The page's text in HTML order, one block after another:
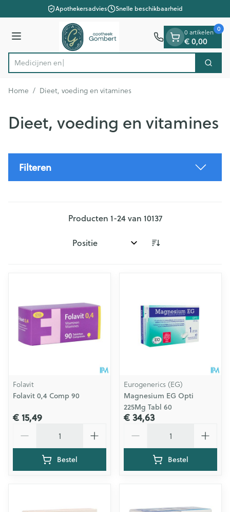
Ga naar de inhoudApothekersadvies Snelle beschikbaarheid
Menu
Product, merk, categorie... Zoek
0 artikelen
€ 0,00
0
Home / Dieet, voeding en vitamines
Dieet, voeding en vitamines
Filteren
Producten 1-24van 10137
Sorteer op:
Folavit
Folavit 0,4 Comp 90
€ 15,49
Bestel
Eurogenerics (EG)
Magnesium EG Opti
225Mg Tabl 60
€ 34,63
Bestel